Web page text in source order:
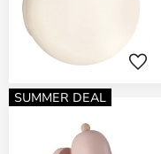
SUMMER DEAL